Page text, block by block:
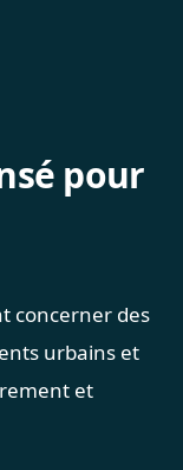
pour
concerner des
urbains et
et